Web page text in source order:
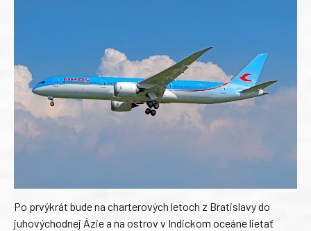
Po prvýkrát bude na charterových letoch z Bratislavy do
juhovýchodnej Ázie a na ostrov v Indickom oceáne lietať